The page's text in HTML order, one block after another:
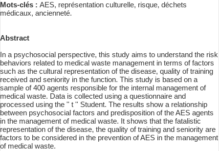
Mots-clés : AES, représentation culturelle, risque, déchets
médicaux, ancienneté.
Abstract
In a psychosocial perspective, this study aims to understand the risk
behaviors related to medical waste management in terms of factors
such as the cultural representation of the disease, quality of training
received and seniority in the function. This study is based on a
sample of 400 agents responsible for the internal management of
medical waste. Data is collected using a questionnaire and
processed using the '' t '' Student. The results show a relationship
between psychosocial factors and predisposition of the AES agents
in the management of medical waste. It shows that the fatalistic
representation of the disease, the quality of training and seniority are
factors to be considered in the prevention of AES in the management
of medical waste.